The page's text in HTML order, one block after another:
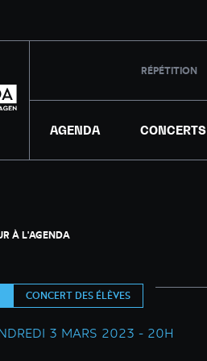
RÉPÉTITION
AGENDA CONCERTS
À L'AGENDA
CONCERT DES ÉLÈVES
3 MARS 2023 - 20H